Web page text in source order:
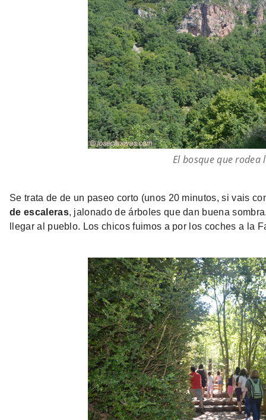
El bosque que rodea
Se trata de de un paseo corto (unos 20 minutos, si vais
de escaleras, jalonado de árboles que dan buena
llegar al pueblo. Los chicos fuimos a por los coches a la